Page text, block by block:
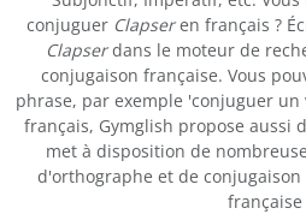
conjuguer Clapseren français ?
Clapserdans le moteur de
conjugaison française. Vous
phrase, par exemple 'conjuguer
français, Gymglish propose aussi
met à disposition de
d'orthographe et de
française